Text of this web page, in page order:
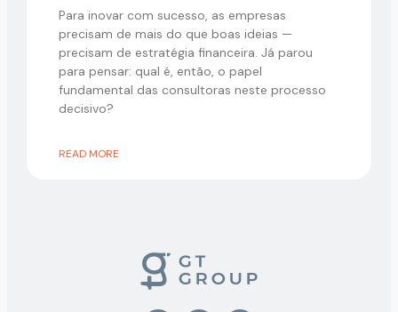
Para inovar com sucesso, as empresas
precisam de mais do que boas ideias —
precisam de estratégia financeira. Já parou
para pensar: qual é, então, o papel
fundamental das consultoras neste processo
decisivo?
READ MORE